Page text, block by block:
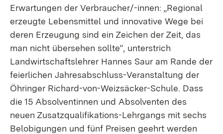
Erwartungen der Verbraucher/-innen: „Regional
erzeugte Lebensmittel und innovative Wege bei
deren Erzeugung sind ein Zeichen der Zeit, das
man nicht übersehen sollte”, unterstrich
Landwirtschaftslehrer Hannes Saur am Rande der
feierlichen Jahresabschluss-Veranstaltung der
Öhringer Richard-von-Weizsäcker-Schule. Dass
die 15 Absolventinnen und Absolventen des
neuen Zusatzqualifikations-Lehrgangs mit sechs
Belobigungen und fünf Preisen geehrt werden